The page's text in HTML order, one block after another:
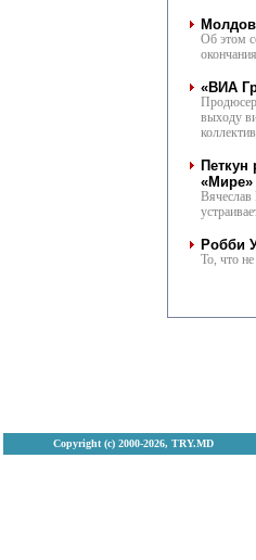
Об этом
«ВИА
выходу
«Мире»
Вячеслав
Робби
То, что
Copyright (с) 2000-2026, TRY.MD